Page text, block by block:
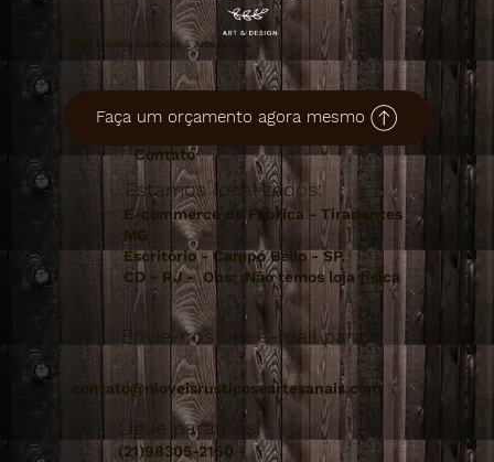
EDM Móveis Rústicos & Artesanais
Faça um orçamento agora mesmo
Contato
Estamos localizados:
E-commerce de Fábrica - Tiradentes
MG
Escritório - Campo Bello - SP.
CD - RJ - Obs: Não temos loja fisica
Envie-nos um e-mail para:
contato@moveisrusticoseartesanais.com
Ligue para nós:
(21)98305-2160